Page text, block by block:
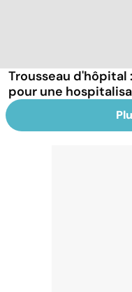
Trousseau
pour une